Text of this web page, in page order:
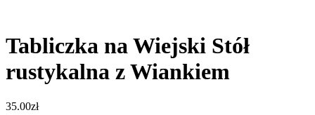
Tabliczka na Wiejski Stół
rustykalna z Wiankiem
35.00zł